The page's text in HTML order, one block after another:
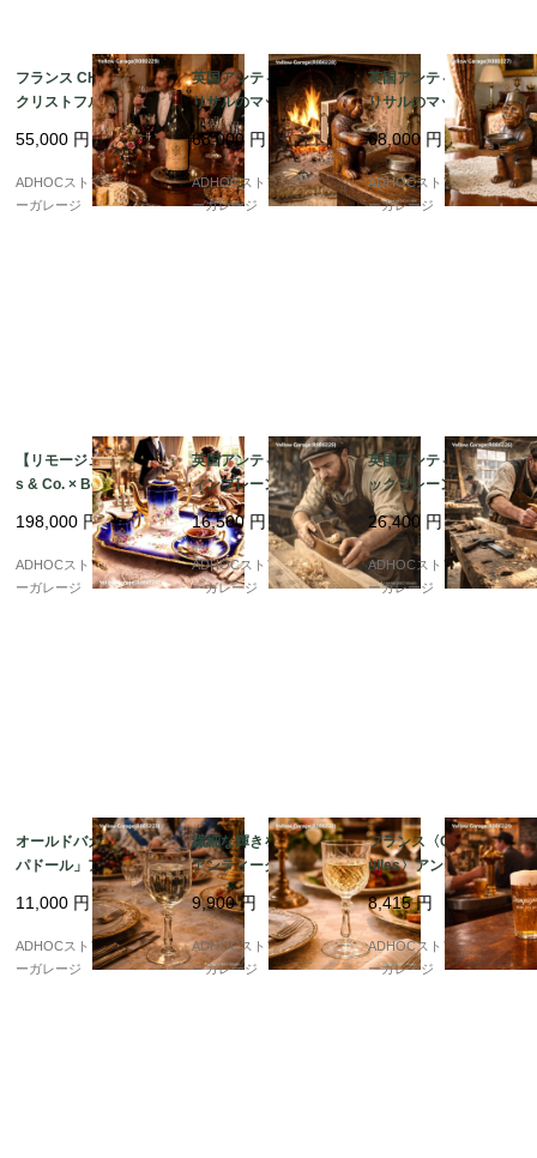
フランス CHRISTOFLE
クリストフル 銀製ワイ
ンボトルコースター “P
ATRICE”刻印
55,000 円
ADHOCストア・イエロ
ーガレージ
英国アンティーク 木彫
りサルのマッチホルダ
ー＆灰皿付きオブジェ
68,000 円
ADHOCストア・イエロ
ーガレージ
英国アンティーク 木彫
りサルのマッチホルダ
ー＆灰皿付きオブジェ
68,000 円
ADHOCストア・イエロ
ーガレージ
【リモージュ Deliniere
s & Co. × Bernardau
d】コバルトブルー金彩
フルティーセット（ト
レイ付）19世紀末 アン
ティーク
198,000 円
ADHOCストア・イエロ
ーガレージ
英国アンティーク コフ
ィンプレーン（棺型か
んな）210mm WARR
ANTED CAST STEEL
刃付 木製大工道具 19
世紀ヴィンテージ
16,500 円
ADHOCストア・イエロ
ーガレージ
英国アンティーク ジャ
ックプレーン 430mm
木製ボディ グリップ付
WARRANTED CAST S
TEEL刃 19世紀ヴィン
テージ木工工具
26,400 円
ADHOCストア・イエロ
ーガレージ
オールドバカラ「ポン
パドール」アシッドエ
ッチング ウォーターグ
ラス ? 優美な花文様が
浮かび上がる、18cm
アンティークグラス ?
11,000 円
ADHOCストア・イエロ
ーガレージ
繊細な輝きを楽しむ ?
アンティーク クリスタ
ルカット ワイングラス
（高さ13cm）
9,900円
ADHOCストア・イエロ
ーガレージ
フランス〈Champigne
ulles〉アンティーク・
ビアグラス 25cl（2客
セット）
8,415円
ADHOCストア・イエロ
ーガレージ